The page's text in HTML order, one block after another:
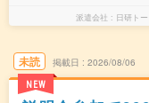
派遣会社 日研ト
未読
NEW
掲載日 2026/08/06